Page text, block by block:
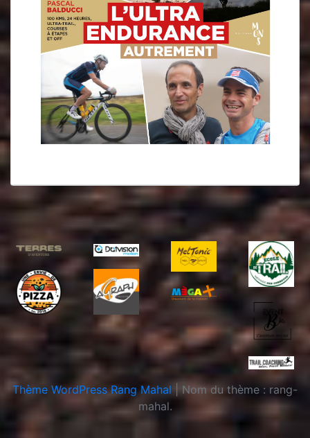
Thème WordPress Rang Mahal
Nom du thème : rang-
mahal.